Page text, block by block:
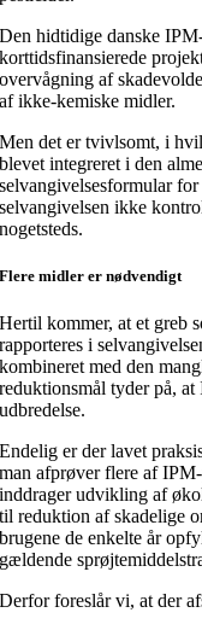
Den hidtidige danske
korttidsfinansierede
overvågning af
af ikke-kemiske midler.
Men det er tvivlsomt, i
blevet integreret i den
selvangivelsesformular
selvangivelsen ikke
nogetsteds.
Flere midler er nødvendigt
Hertil kommer, at et greb
rapporteres i
kombineret med den
reduktionsmål tyder på,
udbredelse.
Endelig er der lavet
man afprøver flere af
inddrager udvikling af
til reduktion af skadelige
brugene de enkelte år
gældende
Derfor foreslår vi, at der